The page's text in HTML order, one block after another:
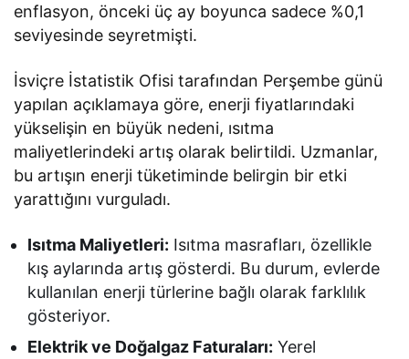
enflasyon, önceki üç ay boyunca sadece %0,1
seviyesinde seyretmişti.
İsviçre İstatistik Ofisi tarafından Perşembe günü
yapılan açıklamaya göre, enerji fiyatlarındaki
yükselişin en büyük nedeni, ısıtma
maliyetlerindeki artış olarak belirtildi. Uzmanlar,
bu artışın enerji tüketiminde belirgin bir etki
yarattığını vurguladı.
Isıtma Maliyetleri: Isıtma masrafları, özellikle
kış aylarında artış gösterdi. Bu durum, evlerde
kullanılan enerji türlerine bağlı olarak farklılık
gösteriyor.
Elektrik ve Doğalgaz Faturaları: Yerel